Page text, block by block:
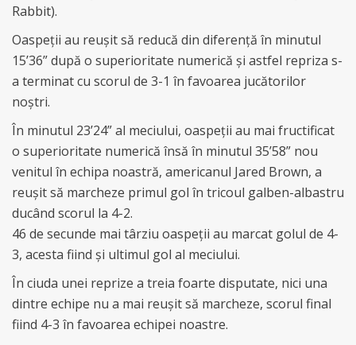
Rabbit).
Oaspeții au reușit să reducă din diferență în minutul
15’36” după o superioritate numerică și astfel repriza s-
a terminat cu scorul de 3-1 în favoarea jucătorilor
noștri.
În minutul 23’24” al meciului, oaspeții au mai fructificat
o superioritate numerică însă în minutul 35’58” nou
venitul în echipa noastră, americanul Jared Brown, a
reușit să marcheze primul gol în tricoul galben-albastru
ducând scorul la 4-2.
46 de secunde mai târziu oaspeții au marcat golul de 4-
3, acesta fiind și ultimul gol al meciului.
În ciuda unei reprize a treia foarte disputate, nici una
dintre echipe nu a mai reușit să marcheze, scorul final
fiind 4-3 în favoarea echipei noastre.